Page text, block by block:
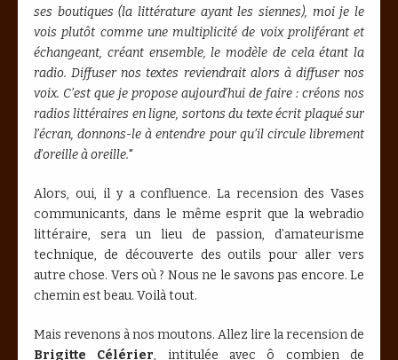
ses boutiques (la littérature ayant les siennes), moi je le
vois plutôt comme une multiplicité de voix proliférant et
échangeant, créant ensemble, le modèle de cela étant la
radio. Diffuser nos textes reviendrait alors à diffuser nos
voix. C’est que je propose aujourd’hui de faire : créons nos
radios littéraires en ligne, sortons du texte écrit plaqué sur
l’écran, donnons-le à entendre pour qu’il circule librement
d’oreille à oreille."
Alors, oui, il y a confluence. La recension des Vases
communicants, dans le même esprit que la webradio
littéraire, sera un lieu de passion, d’amateurisme
technique, de découverte des outils pour aller vers
autre chose. Vers où ? Nous ne le savons pas encore. Le
chemin est beau. Voilà tout.
Mais revenons à nos moutons. Allez lire la recension de
Brigitte Célérier, intitulée avec ô combien de